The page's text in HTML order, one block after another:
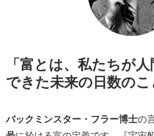
「 富とは、私たちが
できた未来の日数のこ
バックミンスター・フラー博士の